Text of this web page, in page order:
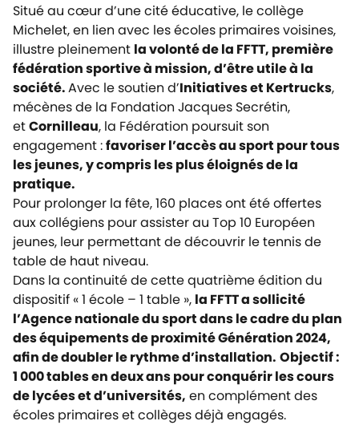
Situé au cœur d’une cité éducative, le collège
Michelet, en lien avec les écoles primaires voisines,
illustre pleinement la volonté de la FFTT, première
fédération sportive à mission, d’être utile à la
société.Avec le soutien d’Initiatives et Kertrucks,
mécènes de la Fondation Jacques Secrétin,
etCornilleau, la Fédération poursuit son
engagement :favoriser l’accès au sport pour tous
les jeunes, y compris les plus éloignés de la
pratique.
Pour prolonger la fête, 160 places ont été offertes
aux collégiens pour assister au Top 10 Européen
jeunes, leur permettant de découvrir le tennis de
table de haut niveau.
Dans la continuité de cette quatrième édition du
dispositif « 1 école – 1 table », la FFTT a sollicité
l’Agence nationale du sport dans le cadre du plan
des équipements de proximité Génération 2024,
afin de doubler le rythme d’installation. Objectif :
1 000 tables en deux ans pour conquérir les cours
de lycées et d’universités, en complément des
écoles primaires et collèges déjà engagés.